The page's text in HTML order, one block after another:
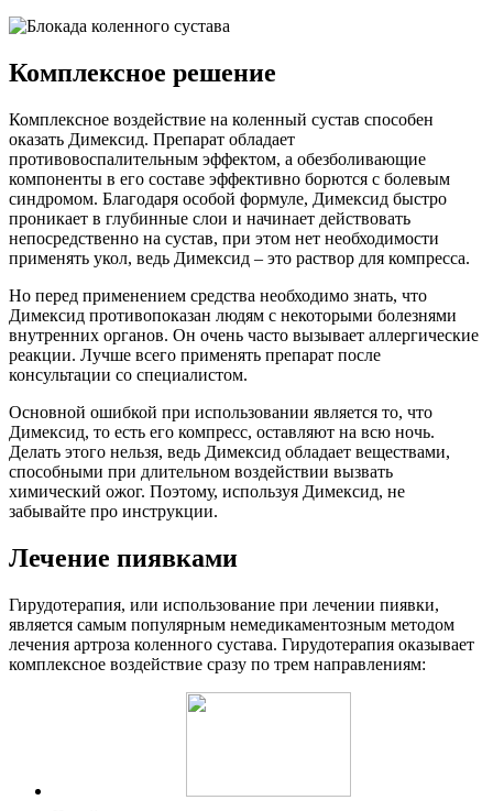
Комплексное решение
Комплексное воздействие на коленный сустав способен
оказать Димексид. Препарат обладает
противовоспалительным эффектом, а обезболивающие
компоненты в его составе эффективно борются с болевым
синдромом. Благодаря особой формуле, Димексид быстро
проникает в глубинные слои и начинает действовать
непосредственно на сустав, при этом нет необходимости
применять укол, ведь Димексид – это раствор для компресса.
Но перед применением средства необходимо знать, что
Димексид противопоказан людям с некоторыми болезнями
внутренних органов. Он очень часто вызывает аллергические
реакции. Лучше всего применять препарат после
консультации со специалистом.
Основной ошибкой при использовании является то, что
Димексид, то есть его компресс, оставляют на всю ночь.
Делать этого нельзя, ведь Димексид обладает веществами,
способными при длительном воздействии вызвать
химический ожог. Поэтому, используя Димексид, не
забывайте про инструкции.
Лечение пиявками
Гирудотерапия, или использование при лечении пиявки,
является самым популярным немедикаментозным методом
лечения артроза коленного сустава. Гирудотерапия оказывает
комплексное воздействие сразу по трем направлениям: